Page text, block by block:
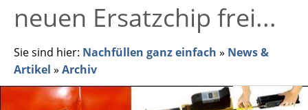
neuen Ersatzchip frei...
Sie sind hier: Nachfüllen ganz einfach » News &
Artikel » Archiv